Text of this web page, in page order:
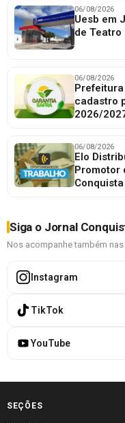
06/08/2026
Uesb em
de Teatro
06/08/2026
cadastro
2026/
06/08/2026
Elo
Promotor
Conquista
Siga o Jornal
Nos acompanhe também
Instagram
TikTok
YouTube
SEÇÕES